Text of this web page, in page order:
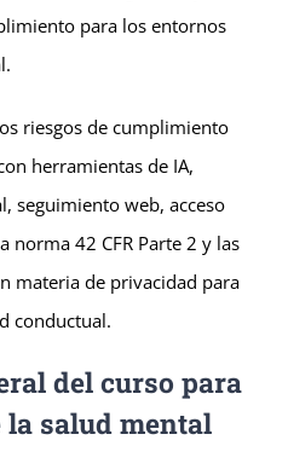
para los entornos
riesgos de cumplimiento
herramientas de IA,
seguimiento web, acceso
norma 42 CFR Parte 2 y las
materia de privacidad para
conductual.
del curso para
salud mental